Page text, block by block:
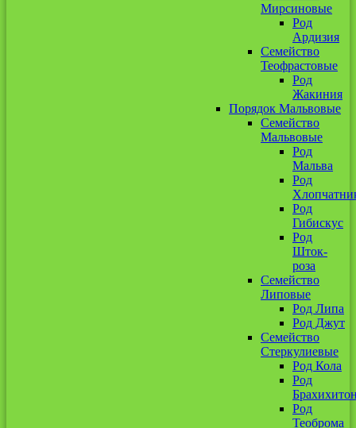
Мирсиновые
Род
Ардизия
Семейство
Теофрастовые
Род
Жакиния
Порядок Мальвовые
Семейство
Мальвовые
Род
Мальва
Род
Род
Гибискус
Род
Шток-
роза
Семейство
Липовые
Род Липа
Род Джут
Семейство
Стеркулиевые
Род Кола
Род
Род
Теоброма